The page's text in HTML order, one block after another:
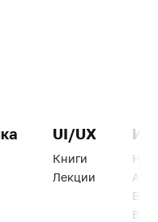
UI/UX
Книги
Лекции
Веб